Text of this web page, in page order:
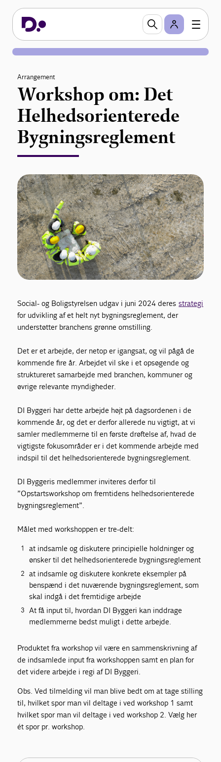
Arrangement
Workshop om: Det
Helhedsorienterede
Bygningsreglement
Social- og Boligstyrelsen udgav i juni 2024 deresstrategi
for udvikling af et helt nyt bygningsreglement, der
understøtter branchens grønne omstilling.
Det er et arbejde, der netop er igangsat, og vil pågå de
kommende fire år. Arbejdet vil ske i et opsøgende og
struktureret samarbejde med branchen, kommuner og
øvrige relevante myndigheder.
DI Byggeri har dette arbejde højt på dagsordenen i de
kommende år, og det er derfor allerede nu vigtigt, at vi
samler medlemmerne til en første drøftelse af, hvad de
vigtigste fokusområder er i det kommende arbejde med
indspil til det helhedsorienterede bygningsreglement.
DI Byggeris medlemmer inviteres derfor til
”Opstartsworkshop om fremtidens helhedsorienterede
bygningsreglement”.
Målet med workshoppen er tre-delt:
at indsamle og diskutere principielle holdninger og
ønsker til det helhedsorienterede bygningsreglement
at indsamle og diskutere konkrete eksempler på
benspænd i det nuværende bygningsreglement, som
skal indgå i det fremtidige arbejde
At få input til, hvordan DI Byggeri kan inddrage
medlemmerne bedst muligt i dette arbejde.
Produktet fra workshop vil være en sammenskrivning af
de indsamlede input fra workshoppen samt en plan for
det videre arbejde i regi af DI Byggeri.
Obs. Ved tilmelding vil man blive bedt om at tage stilling
til, hvilket spor man vil deltage i ved workshop 1 samt
hvilket spor man vil deltage i ved workshop 2. Vælg her
ét spor pr. workshop.